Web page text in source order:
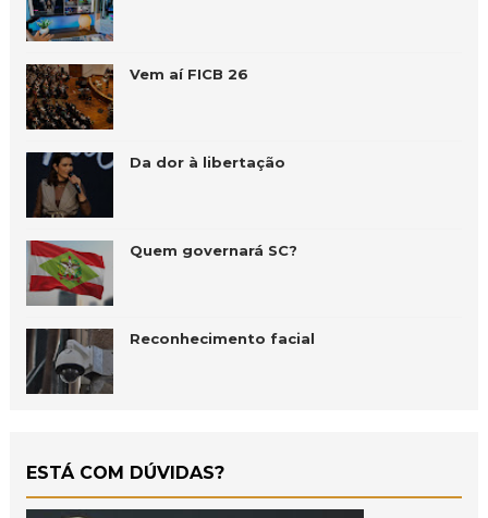
Vem aí FICB 26
Da dor à libertação
Quem governará SC?
Reconhecimento facial
ESTÁ COM DÚVIDAS?